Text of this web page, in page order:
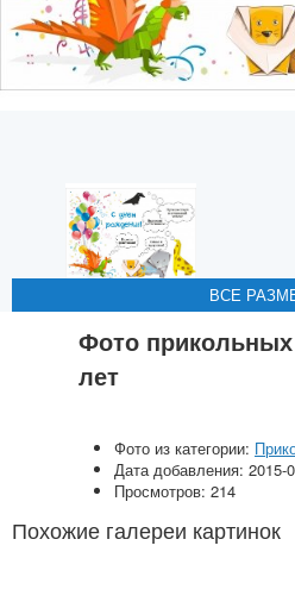
ВСЕ
ВСЕ
ВСЕ
ВСЕ
ВСЕ
Фото
лет
Фото из категории:
Дата добавления: 2015-
Просмотров: 214
Похожие галереи картинок